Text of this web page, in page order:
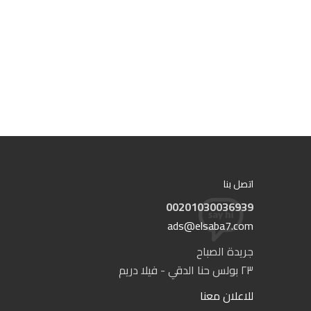
اتصل بنا
00201030036939
ads@elsaba7.com
جريدة الصباح
٢٣ بولس حنا الدقي - فيلا دريم
للاعلان معنا